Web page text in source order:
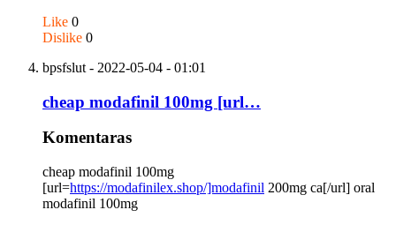
Like 0
Dislike 0
bpsfslut - 2022-05-04 - 01:01
cheap modafinil 100mg [url…
Komentaras
cheap modafinil 100mg
[url=https://modafinilex.shop/]modafinil 200mg ca[/url] oral
modafinil 100mg